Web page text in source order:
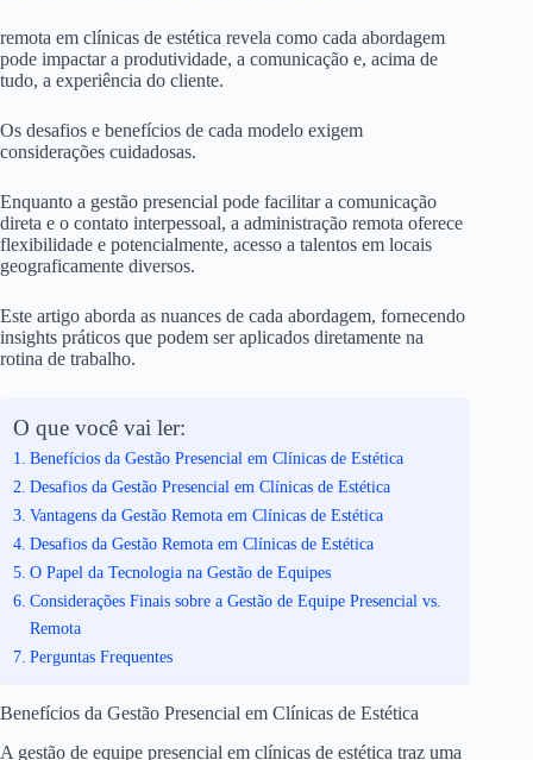
remota em clínicas de estética revela como cada abordagem
pode impactar a produtividade, a comunicação e, acima de
tudo, a experiência do cliente.
Os desafios e benefícios de cada modelo exigem
considerações cuidadosas.
Enquanto a gestão presencial pode facilitar a comunicação
direta e o contato interpessoal, a administração remota oferece
flexibilidade e potencialmente, acesso a talentos em locais
geograficamente diversos.
Este artigo aborda as nuances de cada abordagem, fornecendo
insights práticos que podem ser aplicados diretamente na
rotina de trabalho.
O que você vai ler:
Benefícios da Gestão Presencial em Clínicas de Estética
Desafios da Gestão Presencial em Clínicas de Estética
Vantagens da Gestão Remota em Clínicas de Estética
Desafios da Gestão Remota em Clínicas de Estética
O Papel da Tecnologia na Gestão de Equipes
Considerações Finais sobre a Gestão de Equipe Presencial vs.
Remota
Perguntas Frequentes
Benefícios da Gestão Presencial em Clínicas de Estética
A gestão de equipe presencial em clínicas de estética traz uma